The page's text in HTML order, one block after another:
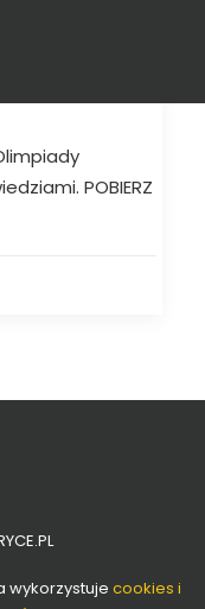
POBIERZ
wykorzystuje cookies i